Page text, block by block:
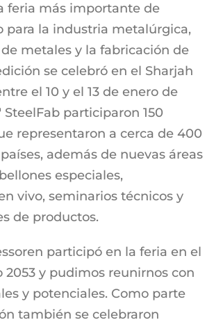
feria más importante de
para la industria metalúrgica,
metales y la fabricación de
se celebró en el Sharjah
el 10 y el 13 de enero de
SteelFab participaron 150
representaron a cerca de 400
además de nuevas áreas
especiales,
vivo, seminarios técnicos y
de productos.
participó en la feria en el
y pudimos reunirnos con
y potenciales. Como parte
también se celebraron